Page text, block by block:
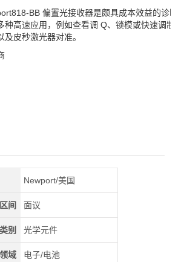
查看全部 >>
BB 偏置光接收器是颇具成本效益的诊断
种高速应用，例如查看调 Q、锁模或快速调制
及皮秒激光器对准。
Newport/美国
间 面议
别 光学元件
域 电子/电池